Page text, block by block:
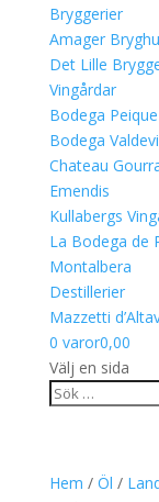
Bryggerier
Amager
Det Lille
Vingårdar
Bodega Peique
Bodega
Chateau
Emendis
Kullabergs
La Bodega de
Montalbera
Destillerier
Mazzetti
0 varor0,00
Välj en sida
Hem / Öl /